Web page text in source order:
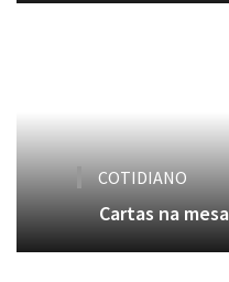
COTIDIANO
Cartas na mesa